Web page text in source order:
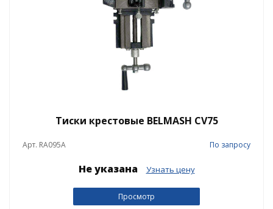
Тиски крестовые BELMASH CV75
Арт. RA095A По запросу
Не указана Узнать цену
Просмотр